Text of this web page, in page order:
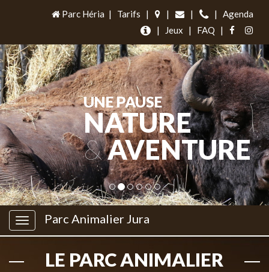
Parc Héria | Tarifs | | | |
Agenda
|
Jeux | FAQ |
UNE PAUSE
NATURE
&AVENTURE
Parc Animalier Jura
LE PARC ANIMALIER